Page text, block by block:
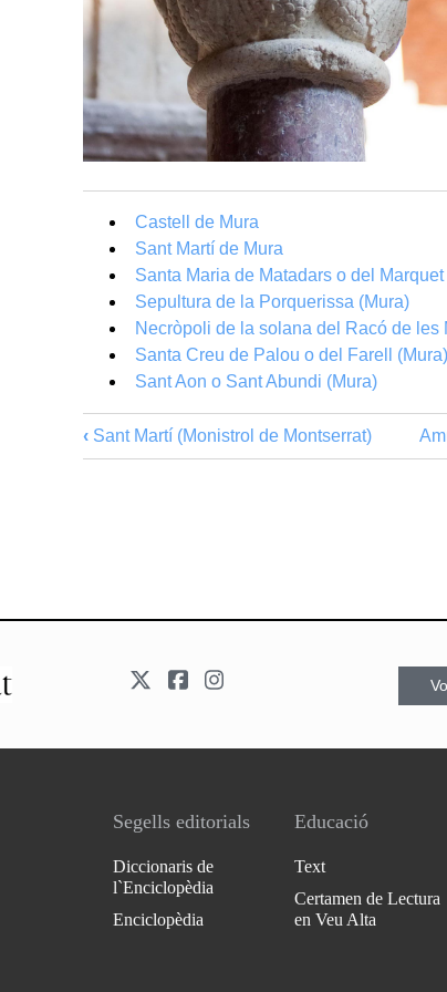
Castell de Mura
Sant Martí de Mura
Santa Maria de Matadars o del Marquet
Sepultura de la Porquerissa (Mura)
Necròpoli de la solana del Racó de les
Santa Creu de Palou o del Farell (Mura)
Sant Aon o Sant Abundi (Mura)
‹ Sant Martí (Monistrol de Montserrat)
Segells editorials
Diccionaris de
l`Enciclopèdia
Enciclopèdia
Educació
Text
Certamen de Lectura
en Veu Alta